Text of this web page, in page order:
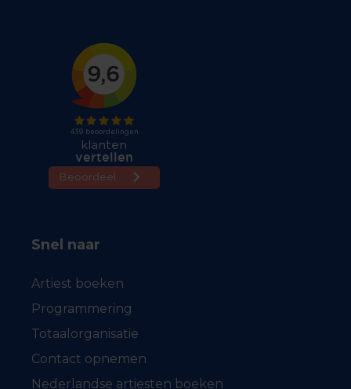
Snel naar
Artiest boeken
Programmering
Totaalorganisatie
Contact opnemen
Nederlandse artiesten boeken